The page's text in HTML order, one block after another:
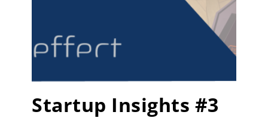
Startup Insights #3